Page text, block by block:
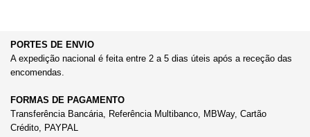
PORTES DE ENVIO
A expedição nacional é feita entre 2 a 5 dias úteis após a receção das
encomendas.
FORMAS DE PAGAMENTO
Transferência Bancária, Referência Multibanco, MBWay, Cartão
Crédito, PAYPAL